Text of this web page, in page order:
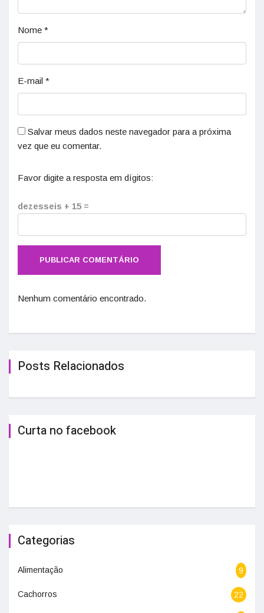
Nome *
E-mail *
Salvar meus dados neste navegador para a próxima
vez que eu comentar.
Favor digite a resposta em dígitos:
dezesseis + 15 =
Nenhum comentário encontrado.
Posts Relacionados
Curta no facebook
Categorias
Alimentação 9
Cachorros 22